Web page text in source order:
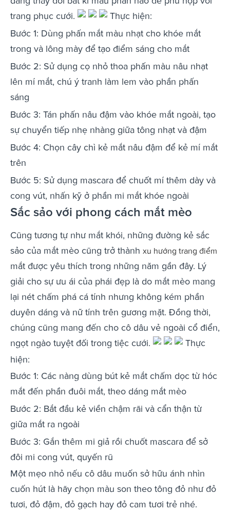
trang phục cưới.
Thực hiện:
Bước 1: Dùng phấn mắt màu nhạt cho khóe mắt
trong và lông mày để tạo điểm sáng cho mắt
Bước 2: Sử dụng cọ nhỏ thoa phấn màu nâu nhạt
lên mí mắt, chú ý tranh làm lem vào phần phấn
sáng
Bước 3: Tán phấn nâu đậm vào khóe mắt ngoài, tạo
sự chuyển tiếp nhẹ nhàng giữa tông nhạt và đậm
Bước 4: Chọn cây chì kẻ mắt nâu đậm để kẻ mí mắt
trên
Bước 5: Sử dụng mascara để chuốt mí thêm dày và
cong vút, nhấn kỹ ở phần mi mắt khóe ngoài
Sắc sảo với phong cách mắt mèo
Cũng tương tự như mắt khói, những đường kẻ sắc
sảo của mắt mèo cũng trở thành xu hướng trang điểm
mắt được yêu thích trong những năm gần đây. Lý
giải cho sự ưu ái của phái đẹp là do mắt mèo mang
lại nét chấm phá cá tính nhưng không kém phần
duyên dáng và nữ tính trên gương mặt. Đồng thời,
chúng cũng mang đến cho cô dâu vẻ ngoài cổ điển,
ngọt ngào tuyệt đối trong tiệc cưới.
Thực
hiện:
Bước 1: Các nàng dùng bút kẻ mắt chấm dọc từ hóc
mắt đến phần đuôi mắt, theo dáng mắt mèo
Bước 2: Bắt đầu kẻ viền chậm rãi và cẩn thận từ
giữa mắt ra ngoài
Bước 3: Gắn thêm mi giả rồi chuốt mascara để sở
đôi mi cong vút, quyến rũ
Một mẹo nhỏ nếu cô dâu muốn sở hữu ánh nhìn
cuốn hút là hãy chọn màu son theo tông đỏ như đỏ
tươi, đỏ đậm, đỏ gạch hay đỏ cam tươi trẻ nhé.